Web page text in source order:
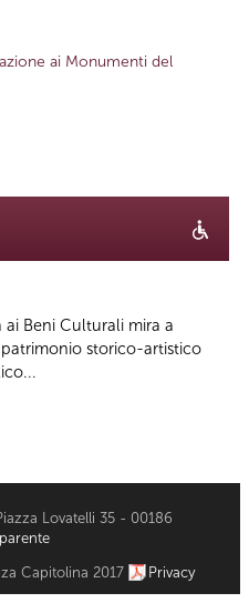
ai Monumenti del
Beni Culturali mira a
storico-artistico
Lovatelli 35 - 00186
Capitolina 2017 Privacy